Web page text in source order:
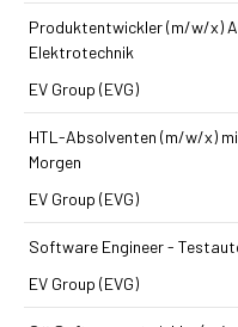
Produkt­entwickler (m/w/x)
Elektrotechnik
EV Group (EVG)
HTL-Absolventen (m/w/x)
Morgen
EV Group (EVG)
Software Engineer -
EV Group (EVG)